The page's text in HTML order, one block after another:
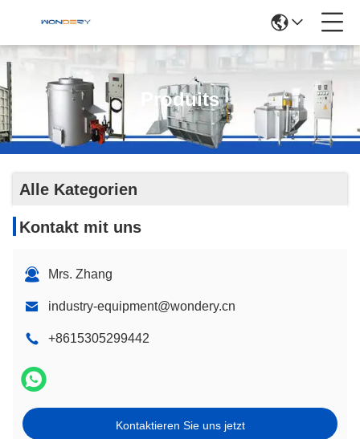
Produits
Alle Kategorien
Kontakt mit uns
Mrs. Zhang
industry-equipment@wondery.cn
+8615305299442
Kontaktieren Sie uns jetzt